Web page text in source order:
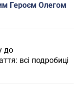
Героєм Олегом
до
всі подробиці